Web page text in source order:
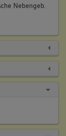
Nebengeb.